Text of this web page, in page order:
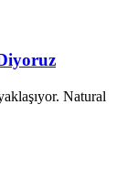
Natural